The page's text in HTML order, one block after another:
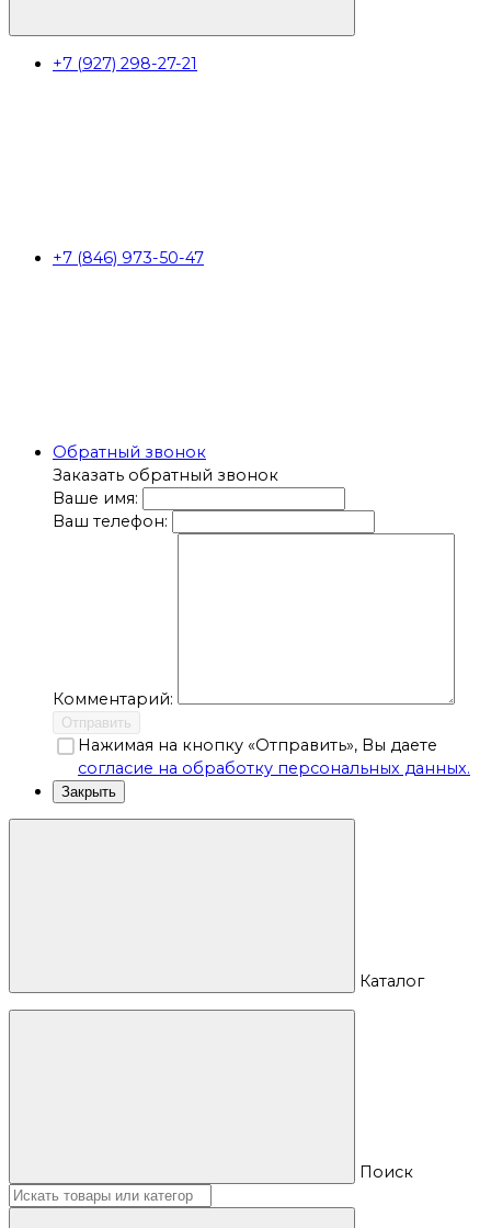
+7 (927) 298-27-21
+7 (846) 973-50-47
Обратный звонок
Заказать обратный звонок
Ваше имя:
Ваш телефон:
Комментарий:
Отправить
Нажимая на кнопку «Отправить», Вы даете
согласие на обработку персональных данных.
Закрыть
Каталог
Поиск